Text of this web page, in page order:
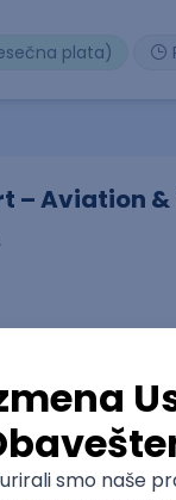
plata)
– Aviation
plata)